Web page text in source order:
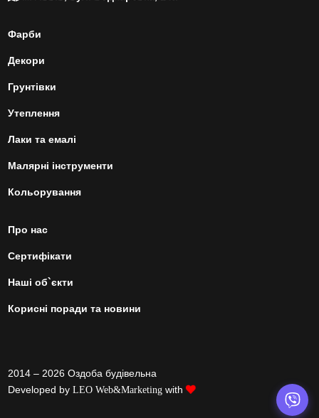
Фарби
Декори
Грунтівки
Утеплення
Лаки та емалі
Малярні інструменти
Кольорування
Про нас
Сертифікати
Наші об`єкти
Корисні поради та новини
2014 – 2026 Оздоба будівельна
Developed byLEO Web&Marketing with